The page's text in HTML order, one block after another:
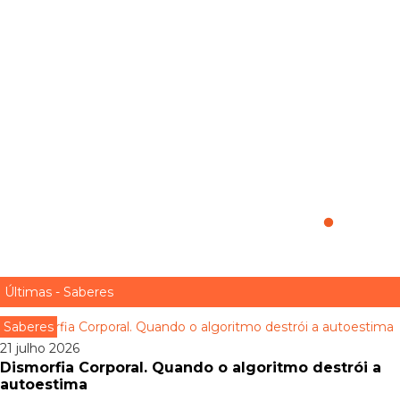
Últimas - Saberes
Saberes
21 julho 2026
Dismorfia Corporal. Quando o algoritmo destrói a
autoestima